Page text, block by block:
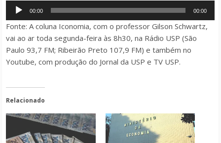
Tocador
de
áudio
00:00 00:00
Fonte: A coluna Iconomia, com o professor Gilson Schwartz,
vai ao ar toda segunda-feira às 8h30, na Rádio USP (São
Paulo 93,7 FM; Ribeirão Preto 107,9 FM) e também no
Youtube, com produção do Jornal da USP e TV USP.
Relacionado